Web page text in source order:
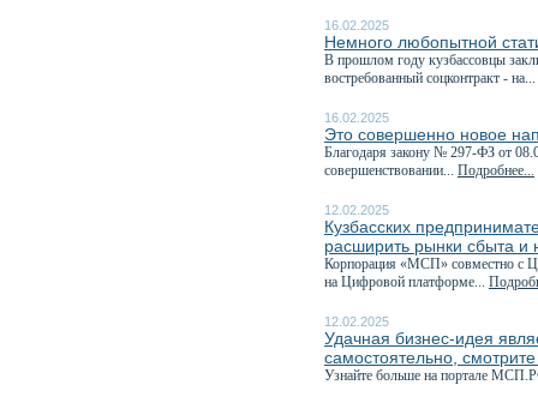
16.02.2025
Немного любопытной
В прошлом году кузбассовцы
востребованный соцконтракт - на...
16.02.2025
Это совершенно новое
Благодаря закону № 297-ФЗ от
совершенствовании... Подробнее...
12.02.2025
Кузбасских
расширить рынки сбыта и
Корпорация «МСП» совместно с
на Цифровой платформе...
12.02.2025
Удачная бизнес-идея
самостоятельно,
Узнайте больше на портале